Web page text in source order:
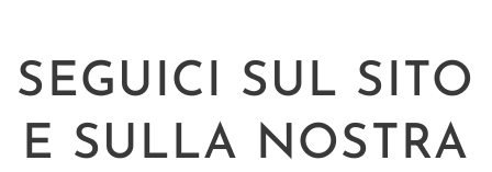
SEGUICI SUL SITO
E SULLA NOSTRA